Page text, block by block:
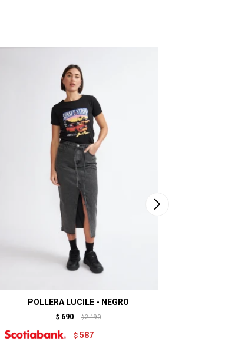
POLLERA LUCILE - NEGRO
$ 690 $ 2.190
$ 587